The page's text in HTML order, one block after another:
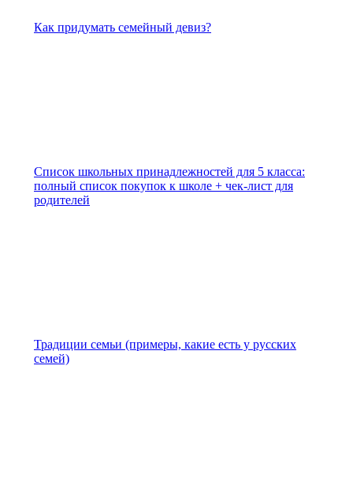
Как придумать семейный девиз?
Список школьных принадлежностей для 5 класса:
полный список покупок к школе + чек-лист для
родителей
Традиции семьи (примеры, какие есть у русских
семей)